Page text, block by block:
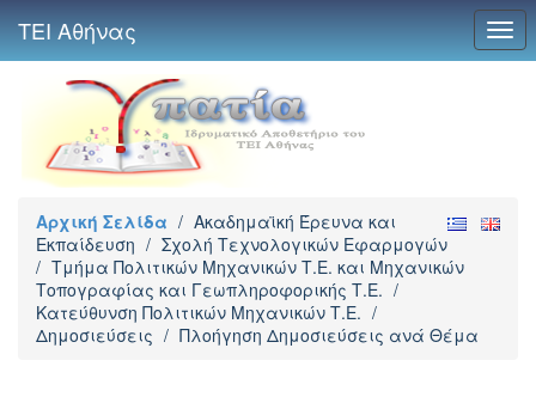
ΤΕΙ Αθήνας
Αρχική Σελίδα / Ακαδημαϊκή Έρευνα και
Εκπαίδευση / Σχολή Τεχνολογικών Εφαρμογών
/ Τμήμα Πολιτικών Μηχανικών Τ.Ε. και Μηχανικών
Τοπογραφίας και Γεωπληροφορικής Τ.Ε. /
Κατεύθυνση Πολιτικών Μηχανικών Τ.Ε. /
Δημοσιεύσεις / Πλοήγηση Δημοσιεύσεις ανά Θέμα